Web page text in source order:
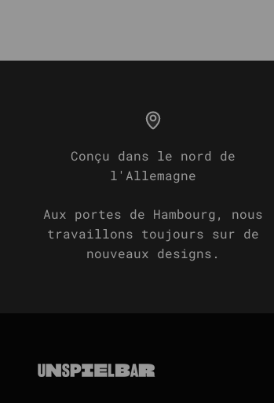
Conçu dans le nord de
l'Allemagne
Aux portes de Hambourg, nous
travaillons toujours sur de
nouveaux designs.